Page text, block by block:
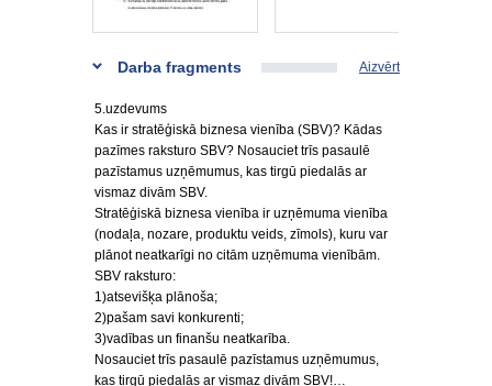
Darba fragments Aizvērt
5.uzdevums
Kas ir stratēģiskā biznesa vienība (SBV)? Kādas
pazīmes raksturo SBV? Nosauciet trīs pasaulē
pazīstamus uzņēmumus, kas tirgū piedalās ar
vismaz divām SBV.
Stratēģiskā biznesa vienība ir uzņēmuma vienība
(nodaļa, nozare, produktu veids, zīmols), kuru var
plānot neatkarīgi no citām uzņēmuma vienībām.
SBV raksturo:
1)atsevišķa plānoša;
2)pašam savi konkurenti;
3)vadības un finanšu neatkarība.
Nosauciet trīs pasaulē pazīstamus uzņēmumus,
kas tirgū piedalās ar vismaz divām SBV!…